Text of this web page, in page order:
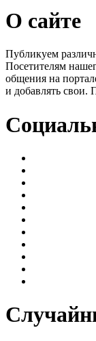
О сайте
Публикуем
Посетителям
общения на
и добавлять свои.